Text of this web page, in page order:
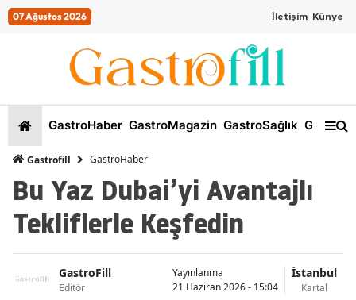
07 Ağustos 2026 İletişim Künye
GastroHaber GastroMagazin GastroSağlık
Gastrofill GastroHaber
Bu Yaz Dubai’yi Avantajlı
Tekliflerle Keşfedin
GastroFill
Editör
Yayınlanma
21 Haziran 2026 - 15:04
İstanbul
Kartal